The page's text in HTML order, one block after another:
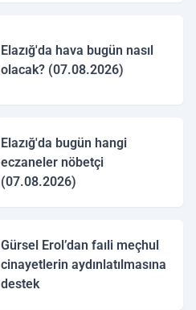
Elazığ'da hava bugün nasıl
olacak? (07.08.2026)
Elazığ'da bugün hangi
eczaneler nöbetçi
(07.08.2026)
Gürsel Erol’dan faıli meçhul
cinayetlerin aydınlatılmasına
destek